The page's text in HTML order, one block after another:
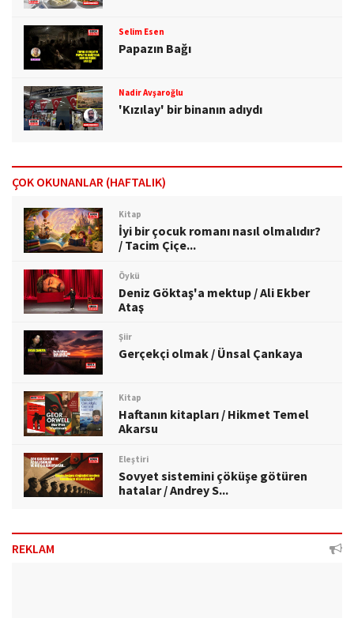
Selim Esen
Papazın Bağı
Nadir Avşaroğlu
'Kızılay' bir binanın adıydı
ÇOK OKUNANLAR (HAFTALIK)
Kitap
İyi bir çocuk romanı nasıl olmalıdır?
/ Tacim Çiçe...
Öykü
Deniz Göktaş'a mektup / Ali Ekber
Ataş
Şiir
Gerçekçi olmak / Ünsal Çankaya
Kitap
Haftanın kitapları / Hikmet Temel
Akarsu
Eleştiri
Sovyet sistemini çöküşe götüren
hatalar / Andrey S...
REKLAM